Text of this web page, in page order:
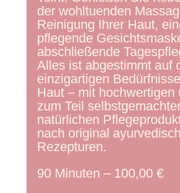
der wohltuenden
Reinigung Ihrer Haut,
pflegende
abschließende
Alles ist abgestimmt auf
einzigartigen
Haut – mit hochwertigen
zum Teil
natürlichen
nach original
Rezepturen.
90 Minuten – 100,00 €